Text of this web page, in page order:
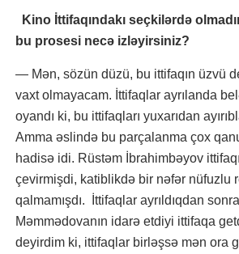
Kino İttifaqındakı seçkilərdə
bu prosesi necə izləyirsiniz?
— Mən, sözün düzü, bu ittifaqın üzvü
vaxt olmayacam. İttifaqlar ayrılanda
oyandı ki, bu ittifaqları yuxarıdan
Amma əslində bu parçalanma çox
hadisə idi. Rüstəm İbrahimbəyov
çevirmişdi, katiblikdə bir nəfər nüfuzlu
qalmamışdı. İttifaqlar ayrıldıqdan
Məmmədovanın idarə etdiyi ittifaqa
deyirdim ki, ittifaqlar birləşsə mən ora